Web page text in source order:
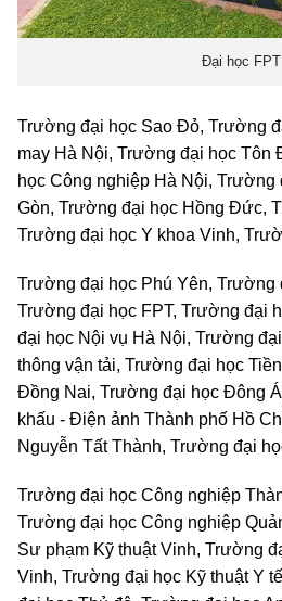
Đại học FPT
Trường đại học Sao Đỏ, Trường
may Hà Nội, Trường đại học Tôn
học Công nghiệp Hà Nội, Trường
Gòn, Trường đại học Hồng Đức,
Trường đại học Y khoa Vinh,
Trường đại học Phú Yên, Trường
Trường đại học FPT, Trường đại
đại học Nội vụ Hà Nội, Trường
thông vận tải, Trường đại học
Đồng Nai, Trường đại học Đông
khấu - Điện ảnh Thành phố Hồ
Nguyễn Tất Thành, Trường đại
Trường đại học Công nghiệp
Trường đại học Công nghiệp
Sư phạm Kỹ thuật Vinh, Trường
Vinh, Trường đại học Kỹ thuật Y